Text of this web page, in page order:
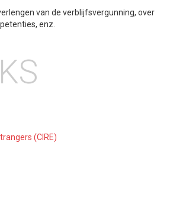
van de verblijfsvergunning, over
enz.
(CIRE)